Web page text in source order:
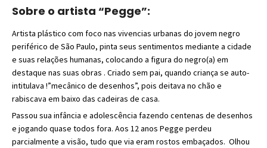
Sobre o artista “Pegge”:
Artista plástico com foco nas vivencias urbanas do jovem negro
periférico de São Paulo, pinta seus sentimentos mediante a cidade
e suas relações humanas, colocando a figura do negro(a) em
destaque nas suas obras . Criado sem pai, quando criança se auto-
intitulava !”mecânico de desenhos”, pois deitava no chão e
rabiscava em baixo das cadeiras de casa.
Passou sua infância e adolescência fazendo centenas de desenhos
e jogando quase todos fora. Aos 12 anos Pegge perdeu
parcialmente a visão, tudo que via eram rostos embaçados. Olhou